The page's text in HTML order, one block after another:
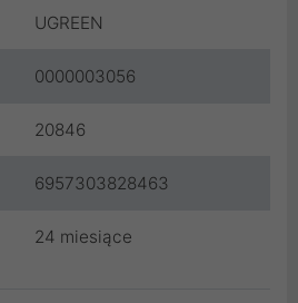
UGREEN
0000003056
20846
6957303828463
24 miesiące